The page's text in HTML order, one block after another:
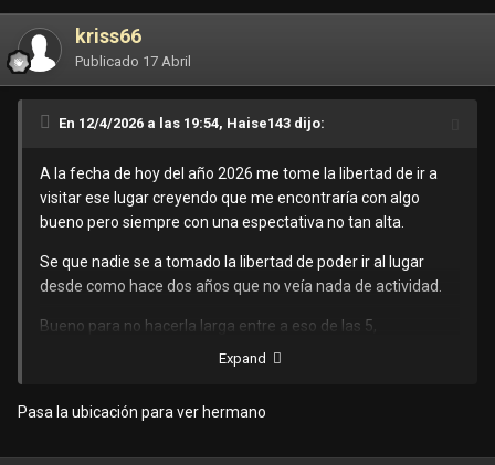
kriss66
Publicado 17 Abril
En 12/4/2026 a las 19:54, Haise143 dijo:
A la fecha de hoy del año 2026 me tome la libertad de ir a
visitar ese lugar creyendo que me encontraría con algo
bueno pero siempre con una espectativa no tan alta.
Se que nadie se a tomado la libertad de poder ir al lugar
desde como hace dos años que no veía nada de actividad.
Bueno para no hacerla larga entre a eso de las 5,
normalmente dicen que esta abierto a las 4 pero es mentira
solo conté 6 como máximo, obviamente que pregunte por
Expand
Pasa la ubicación para ver hermano